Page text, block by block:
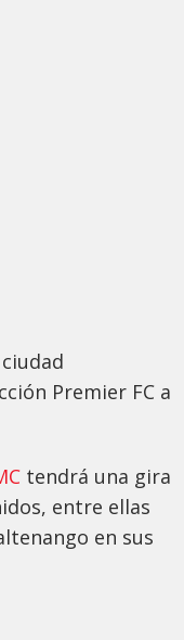
Premier FC a
tendrá una gira
entre ellas
en sus